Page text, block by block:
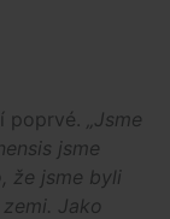
poprvé.
„Jsme
jsme
že jsme byli
Jako